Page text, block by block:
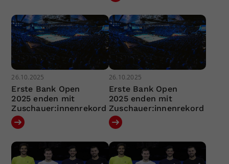
26.10.2025
Erste Bank Open
2025 enden mit
Zuschauer:innenrekord
26.10.2025
Erste Bank Open
2025 enden mit
Zuschauer:innenrekord